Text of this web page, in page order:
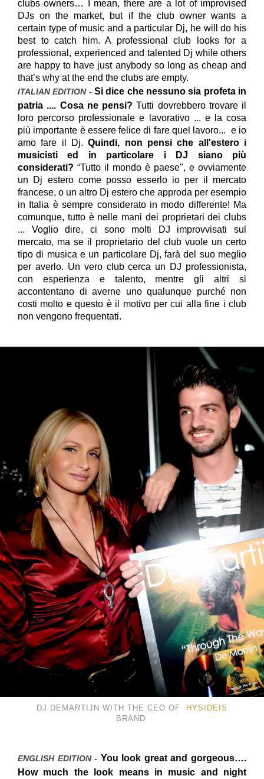
clubs owners… I mean, there are a lot of improvised
DJs on the market, but if the club owner wants a
certain type of music and a particular Dj, he will do his
best to catch him. A professional club looks for a
professional, experienced and talented Dj while others
are happy to have just anybody so long as cheap and
that’s why at the end the clubs are empty.
ITALIAN EDITION - Si dice che nessuno sia profeta in
patria .... Cosa ne pensi?Tutti dovrebbero trovare il
loro percorso professionale e lavorativo ... e la cosa
più importante è essere felice di fare quel lavoro... e io
amo fare il Dj.Quindi, non pensi che all'estero i
musicisti ed in particolare i DJ siano più
considerati? “Tutto il mondo è paese", e ovviamente
un Dj estero come posso esserlo io per il mercato
francese, o un altro Dj estero che approda per esempio
in Italia è sempre considerato in modo differente! Ma
comunque, tutto è nelle mani dei proprietari dei clubs
... Voglio dire, ci sono molti DJ improvvisati sul
mercato, ma se il proprietario del club vuole un certo
tipo di musica e un particolare Dj, farà del suo meglio
per averlo. Un vero club cerca un DJ professionista,
con esperienza e talento, mentre gli altri si
accontentano di averne uno qualunque purché non
costi molto e questo è il motivo per cui alla fine i club
non vengono frequentati.
DJ DEMARTIJN WITH THE CEO OF
HYSIDEIS
BRAND
ENGLISH EDITION - You look great and gorgeous….
How much the look means in music and night